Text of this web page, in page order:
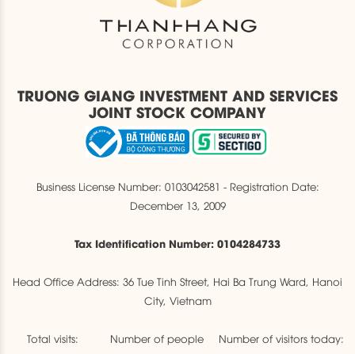
TRUONG GIANG INVESTMENT AND SERVICES
JOINT STOCK COMPANY
Business License Number: 0103042581 - Registration Date:
December 13, 2009
Tax Identification Number: 0104284733
Head Office Address: 36 Tue Tinh Street, Hai Ba Trung Ward, Hanoi
City, Vietnam
Total visits:
Number of people
Number of visitors today: